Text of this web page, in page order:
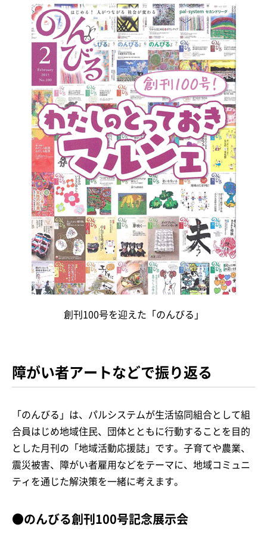
創刊100号を迎えた「のんびる」
障がい者アートなどで振り返る
「のんびる」は、パルシステムが生活協同組合として組
合員はじめ地域住民、団体とともに行動することを目的
とした月刊の「地域活動応援誌」です。子育てや農業、
震災被害、障がい者雇用などをテーマに、地域コミュニ
ティを通じた解決策を一緒に考えます。
●のんびる創刊100号記念展示会